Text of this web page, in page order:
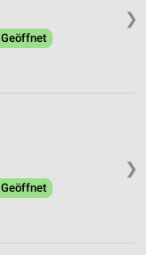
❯
Geöffnet
❯
Geöffnet